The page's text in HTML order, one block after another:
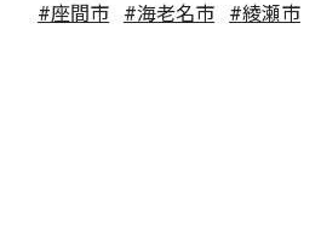
#座間市 #海老名市 #綾瀬市